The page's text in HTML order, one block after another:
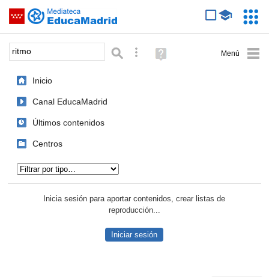
Saltar navegación
Palabra o frase: Búsqueda avanzada
Ayuda
(en
Inicio
Canal EducaMadrid
Últimos contenidos
Centros
Inicia sesión para aportar contenidos, crear listas de
reproducción...
Iniciar sesión